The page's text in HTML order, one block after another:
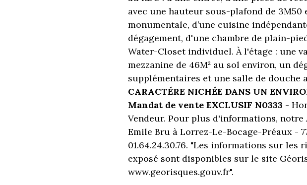
avec une hauteur sous-plafond de 3M50
monumentale, d’une cuisine
dégagement, d'une chambre de plain-
Water-Closet individuel. À l'étage : une
mezzanine de 46M² au sol environ, un
supplémentaires et une salle de douche
CARACTÉRE NICHÉE DANS UN
Mandat de vente EXCLUSIF N0333 -
Vendeur. Pour plus d'informations, notre
Emile Bru à Lorrez-Le-Bocage-Préaux -
01.64.24.30.76. "Les informations sur les
exposé sont disponibles sur le site
www.georisques.gouv.fr".